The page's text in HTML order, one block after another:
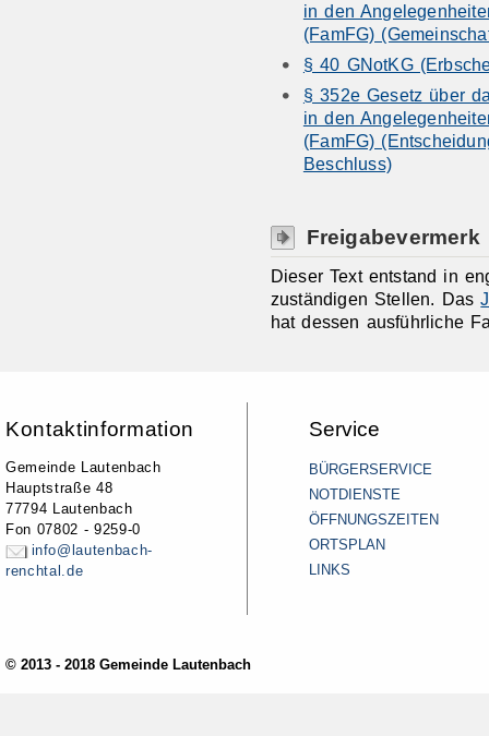
in den
(FamFG)
§ 40 GNotKG
§ 352e Gesetz über
in den
(FamFG)
Beschluss)
Freigabevermerk
Dieser Text entstand in
zuständigen Stellen. Das
hat dessen ausführliche
Kontaktinformation
Gemeinde Lautenbach
Hauptstraße 48
77794 Lautenbach
Fon 07802 - 9259-0
info@lautenbach-
renchtal.de
Service
BÜRGERSERVICE
NOTDIENSTE
ÖFFNUNGSZEITEN
ORTSPLAN
LINKS
© 2013 - 2018 Gemeinde Lautenbach